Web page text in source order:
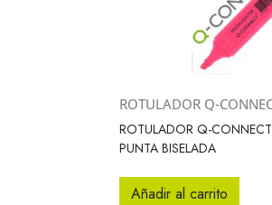

ROTULADOR Q-
ROTULADOR Q-
PUNTA BISELADA
Añadir al carrito